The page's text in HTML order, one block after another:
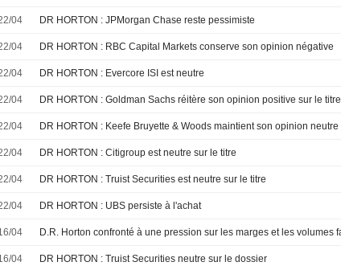
04 DR HORTON : JPMorgan Chase reste pessimiste
04 DR HORTON : RBC Capital Markets conserve son opinion négative
04 DR HORTON : Evercore ISI est neutre
04 DR HORTON : Goldman Sachs réitère son opinion positive sur le titre
04 DR HORTON : Keefe Bruyette & Woods maintient son opinion neutre
04 DR HORTON : Citigroup est neutre sur le titre
04 DR HORTON : Truist Securities est neutre sur le titre
04 DR HORTON : UBS persiste à l'achat
04
04 DR HORTON : Truist Securities neutre sur le dossier